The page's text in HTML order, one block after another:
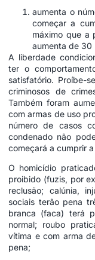
aumenta o
começar a
máximo que a
aumenta de 30
A liberdade
ter o
satisfatório. Proíbe-
criminosos de
Também foram
com armas de uso
número de casos
condenado não
começará a cumprir
O homicídio
proibido (fuzis, por
reclusão; calúnia,
sociais terão pena
branca (faca) terá
normal; roubo
vítima e com arma
pena;